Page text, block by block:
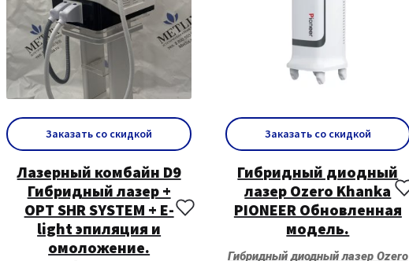
Заказать со скидкой
Лазерный комбайн D9
Гибридный лазер +
ОРТ SНR SYSТЕМ + Е-
light эпиляция и
омоложение.
Заказать со скидкой
Гибридный диодный
лазер Ozero Khanka
PIONEER Обновленная
модель.
Гибридный диодный лазер Ozero